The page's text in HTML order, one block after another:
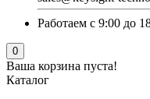
Работаем с 9:00 до
0
Ваша корзина пуста!
Каталог